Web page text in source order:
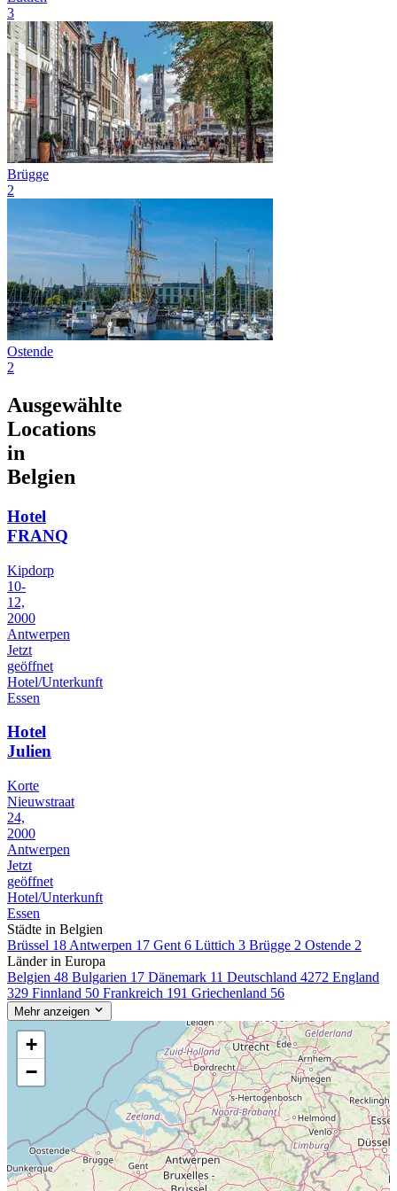
3
Brügge
2
Ostende
2
Ausgewählte
Locations
in
Belgien
Hotel
FRANQ
Kipdorp
10-
12,
2000
Antwerpen
Jetzt
geöffnet
Hotel/Unterkunft
Essen
Hotel
Julien
Korte
Nieuwstraat
24,
2000
Antwerpen
Jetzt
geöffnet
Hotel/Unterkunft
Essen
Städte in Belgien
Brüssel 18 Antwerpen 17 Gent 6 Lüttich 3 Brügge 2 Ostende 2
Länder in Europa
Belgien 48 Bulgarien 17 Dänemark 11 Deutschland 4272 England
329 Finnland 50 Frankreich 191 Griechenland 56
Mehr anzeigen
+
−